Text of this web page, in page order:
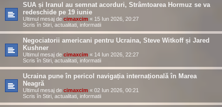
SUA și Iranul au semnat acorduri, Strâmtoarea Hormuz se va
redeschide pe 19 iunie
Ultimul mesaj de cimaxcim « 15 Iun 2026, 20:27
Scris în Stiri, actualitati, informatii
Negociatorii americani pentru Ucraina, Steve Witkoff și Jared
Kushner
Ultimul mesaj de cimaxcim « 14 Iun 2026, 22:27
Scris în Stiri, actualitati, informatii
Ucraina pune în pericol navigația internațională în Marea
Neagră
Ultimul mesaj de cimaxcim « 02 Iun 2026, 00:21
Scris în Stiri, actualitati, informatii